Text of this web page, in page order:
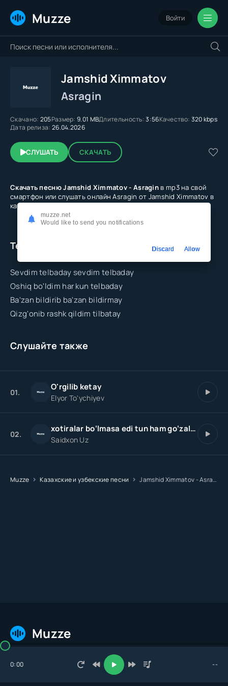
Muzze Войти
Jamshid Ximmatov
Asragin
Скачано: 205Размер: 9.01 MBДлительность:3:56Качество: 320 kbps
Дата релиза: 26.04.2026
СЛУШАТЬ СКАЧАТЬ
Скачать песню Jamshid Ximmatov - Asragin в mp3 на свой
смартфон или слушать онлайн Asragin от Jamshid Ximmatov в
качестве 320 kbps бесплатно
Текст песни
Sevdim telbaday sevdim telbaday
Oshiq bo'ldim har kun telbaday
Ba'zan bildirib ba'zan bildirmay
Qizg'onib rashk qildim tilbatay
Слушайте также
01. O'rgilib ketay
Elyor To'ychiyev
02. xotiralar bo‘lmasa edi tun ham go‘zal bo‘lar aslida
Saidxon Uz
Muzze Казахские и узбекские песни Jamshid Ximmatov - Asragin
Muzze
ГлавнаяТрекиИсполнителиСборникиТоп 100
Стол заказов
0:00 --
muzze.net
Would like to send you notifications
Discard Allow